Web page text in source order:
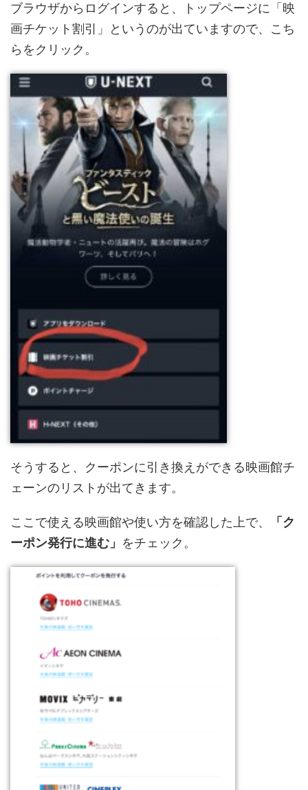
ブラウザからログインすると、トップページに「映
画チケット割引」というのが出ていますので、こち
らをクリック。
そうすると、クーポンに引き換えができる映画館チ
ェーンのリストが出てきます。
ここで使える映画館や使い方を確認した上で、
「ク
ーポン発行に進む」 をチェック。